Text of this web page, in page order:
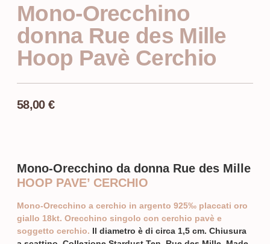
Mono-Orecchino
donna Rue des Mille
Hoop Pavè Cerchio
58,00 €
Mono-Orecchino da donna Rue des Mille
HOOP PAVE’ CERCHIO
Mono-Orecchino a cerchio in argento 925‰ placcati oro
giallo 18kt. Orecchino singolo con cerchio pavè e
soggetto cerchio. Il diametro è di circa 1,5 cm. Chiusura